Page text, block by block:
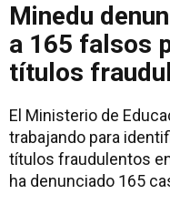
Minedu
a 165 falsos
títulos
El Ministerio de
trabajando para
títulos fraudulentos
ha denunciado 165